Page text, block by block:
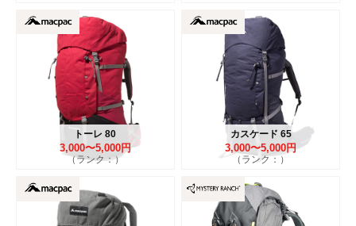
トーレ 80
3,000〜5,000円
（ランク：）
カスケード 65
3,000〜5,000円
（ランク：）